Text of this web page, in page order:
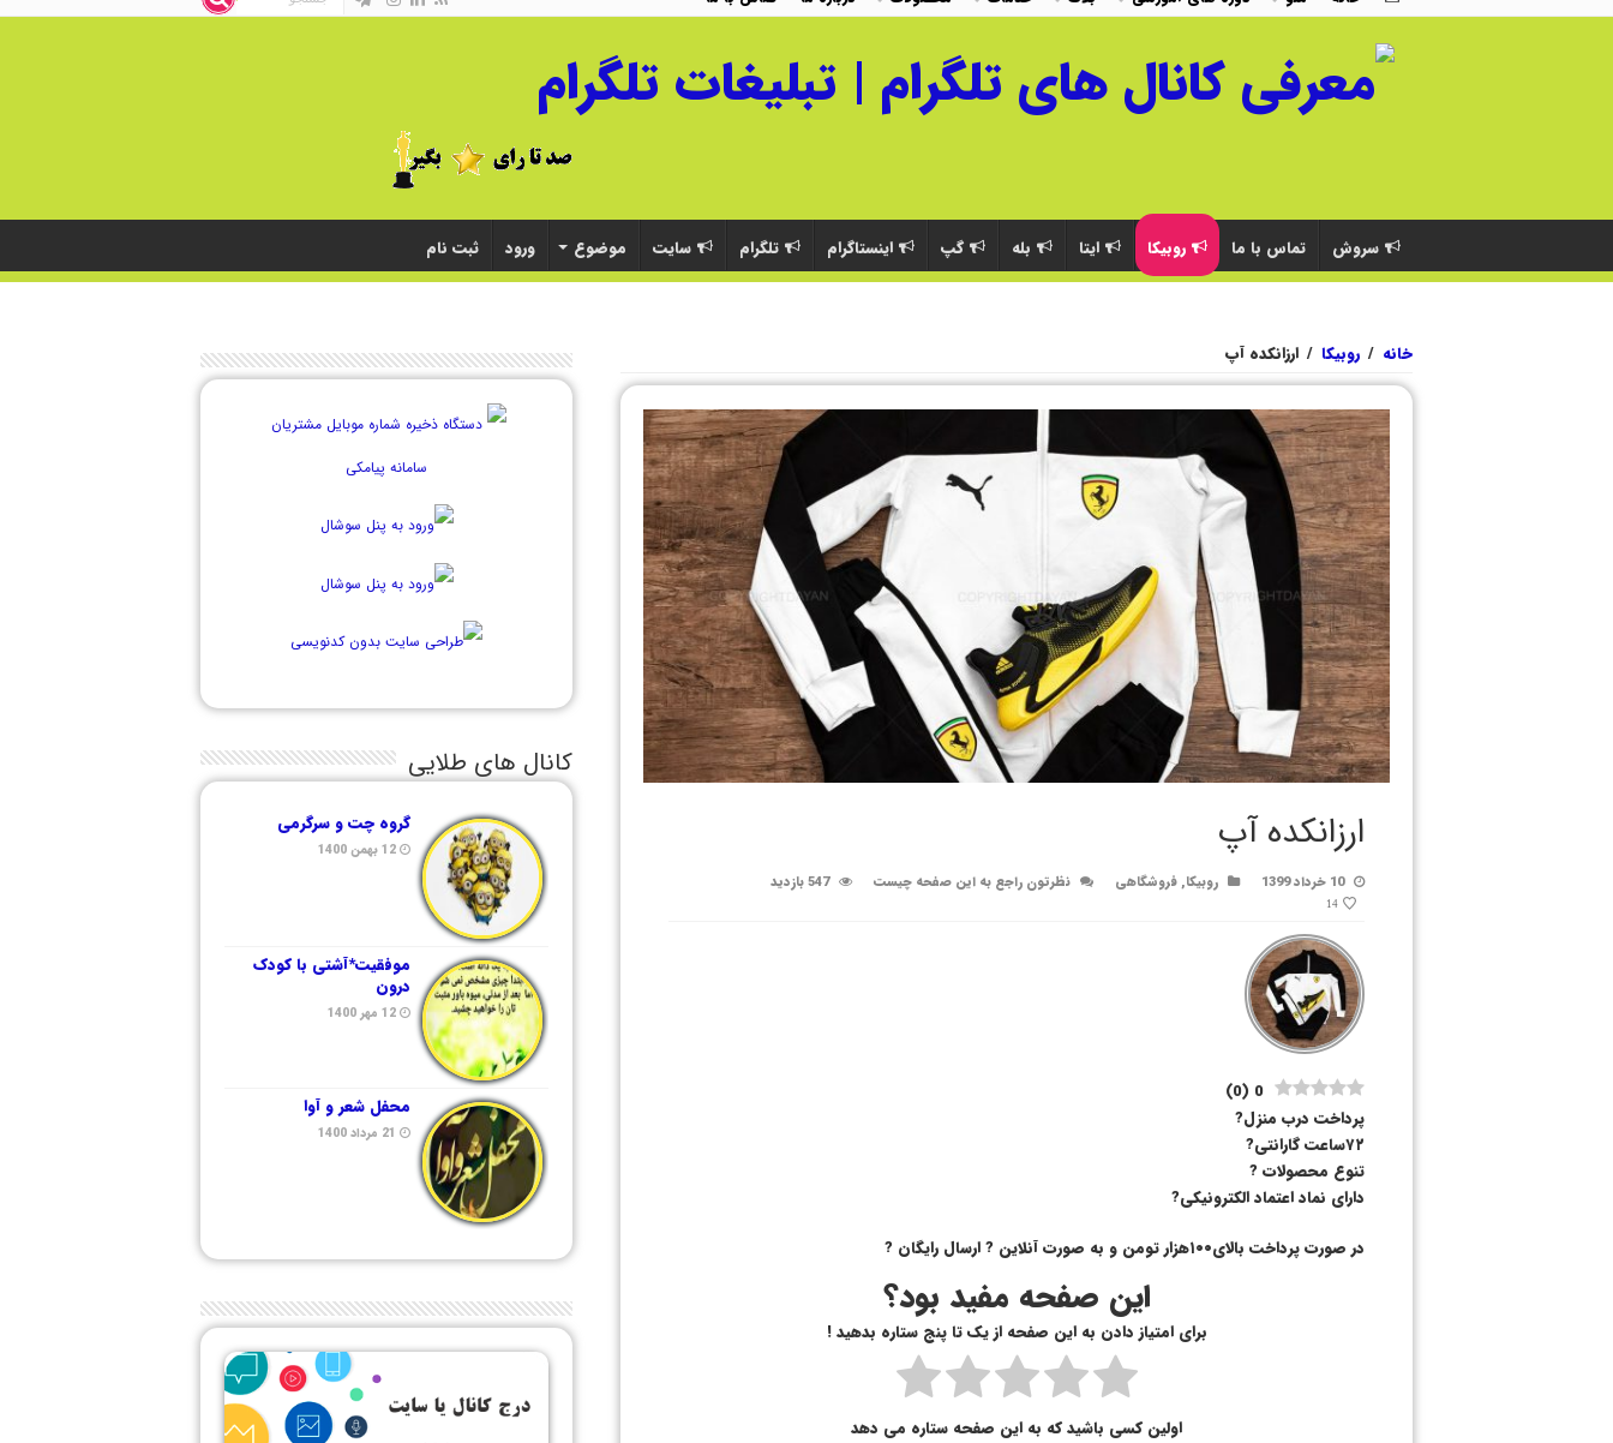
سروش تماس با ما روبیکا ایتا بله گپ اینستاگرام تلگرام سایت موضوع ورود ثبت نام
خانه / روبیکا / ارزانکده آپ
ارزانکده آپ
10 خرداد 1399 روبیکا,فروشگاهی نظرتون راجع به این صفحه چیست 547 بازدید
14
0
(
0
)
پرداخت درب منزل?
۷۲ساعت گارانتی?
تنوع محصولات ?
دارای نماد اعتماد الکترونیکی?
در صورت پرداخت بالای۱۰۰هزار تومن و به صورت آنلاین ? ارسال رایگان ?
این صفحه مفید بود؟
برای امتیاز دادن به این صفحه از یک تا پنج ستاره بدهید !
اولین کسی باشید که به این صفحه ستاره می دهد
کانال های طلایی
گروه چت و سرگرمی
12 بهمن 1400
موفقیت*آشتی با کودک
درون
12 مهر 1400
محفل شعر و آوا
21 مرداد 1400